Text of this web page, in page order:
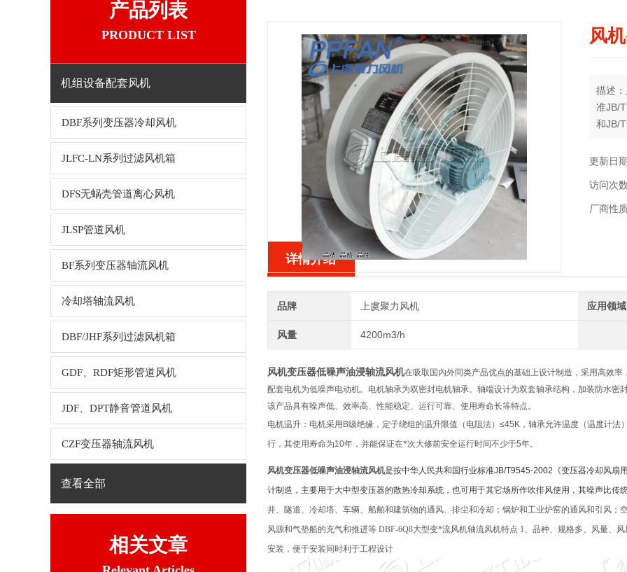
产品列表
PRODUCT LIST
机组设备配套风机
DBF系列变压器冷却风机
JLFC-LN系列过滤风机箱
DFS无蜗壳管道离心风机
JLSP管道风机
BF系列变压器轴流风机
冷却塔轴流风机
DBF/JHF系列过滤风机箱
GDF、RDF矩形管道风机
JDF、DPT静音管道风机
CZF变压器轴流风机
查看全部
相关文章
风
描述
准JB/
和JB/
声比
更新日
访问次
厂商性
详情介绍
品牌 上虞聚力风机 应用领域
风量 4200m3/h
风机变压器低噪声油浸轴流风机在吸取国内外同类产品优点的基础上设计制造，采用高效
配套电机为低噪声电动机。电机轴承为双密封电机轴承。轴端设计为双套轴承结构，加装防水密
该产品具有噪声低、效率高、性能稳定、运行可靠、使用寿命长等特点。
电机温升：电机采用 B级绝缘，定子绕组的温升限值（电阻法） ≤45K ，轴承允许温度（温度计法
行，其使用寿命为10年，并能保证在*次大修前安全运行时间不少于5年。
风机变压器低噪声油浸轴流风机是按中华人民共和国行业标准JB/T9545-2002《变压器冷却风
计制造，主要用于大中型变压器的散热冷却系统，也可用于其它场所作吹排风使用，其噪声比传
井、隧道、冷却塔、车辆、船舶和建筑物的通风、排尘和冷却；锅炉和工业炉窑的通风和引风
风源和气垫船的充气和推进等 DBF-6Q8大型变*流风机轴流风机特点 1、品种、规格多、风量、
安装，便于安装同时利于工程设计